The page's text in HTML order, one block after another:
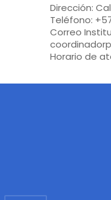
Dirección:
Teléfono:
Correo
Horario de